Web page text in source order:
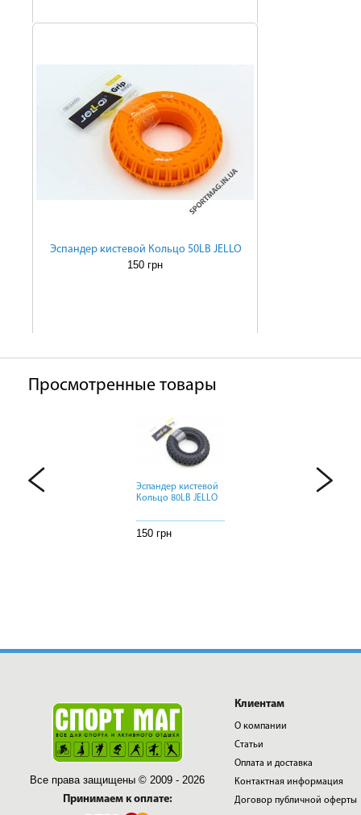
Эспандер кистевой Кольцо 50LB JELLO
150 грн
Просмотренные товары
Эспандер кистевой
Эспандер кистевой
Кольцо 80LB JELLO
150 грн
Эспандер кистевой
Все права защищены © 2009 - 2026
Принимаем к оплате:
Клиентам
О компании
Статьи
Оплата и доставка
Контактная информация
Договор публичной оферты